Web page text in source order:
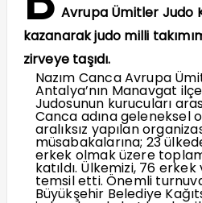
Avrupa Ümitler Judo
kazanarak judo milli
zirveye taşıdı.
Nazım Canca Avrupa
Antalya’nın Manavgat
Judosunun kurucuları
Canca adına geleneksel
aralıksız yapılan
müsabakalarına; 23
erkek olmak üzere
katıldı. Ülkemizi, 76
temsil etti. Önemli
Büyükşehir Belediye